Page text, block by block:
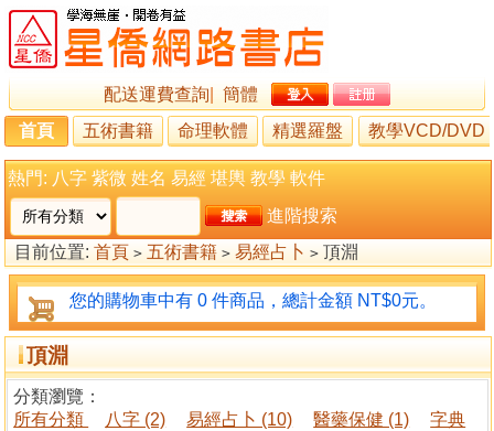
配送運費查詢
簡體
首頁
五術書籍 命理軟體 精選羅盤 教學VCD/DVD
熱門: 八字 紫微 姓名 易經 堪輿 教學 軟件
進階搜索
目前位置: 首頁 > 五術書籍 > 易經占卜 > 頂淵
您的購物車中有 0 件商品，總計金額 NT$0元。
頂淵
分類瀏覽：
所有分類
八字 (2) 易經占卜 (10) 醫藥保健 (1)
字典